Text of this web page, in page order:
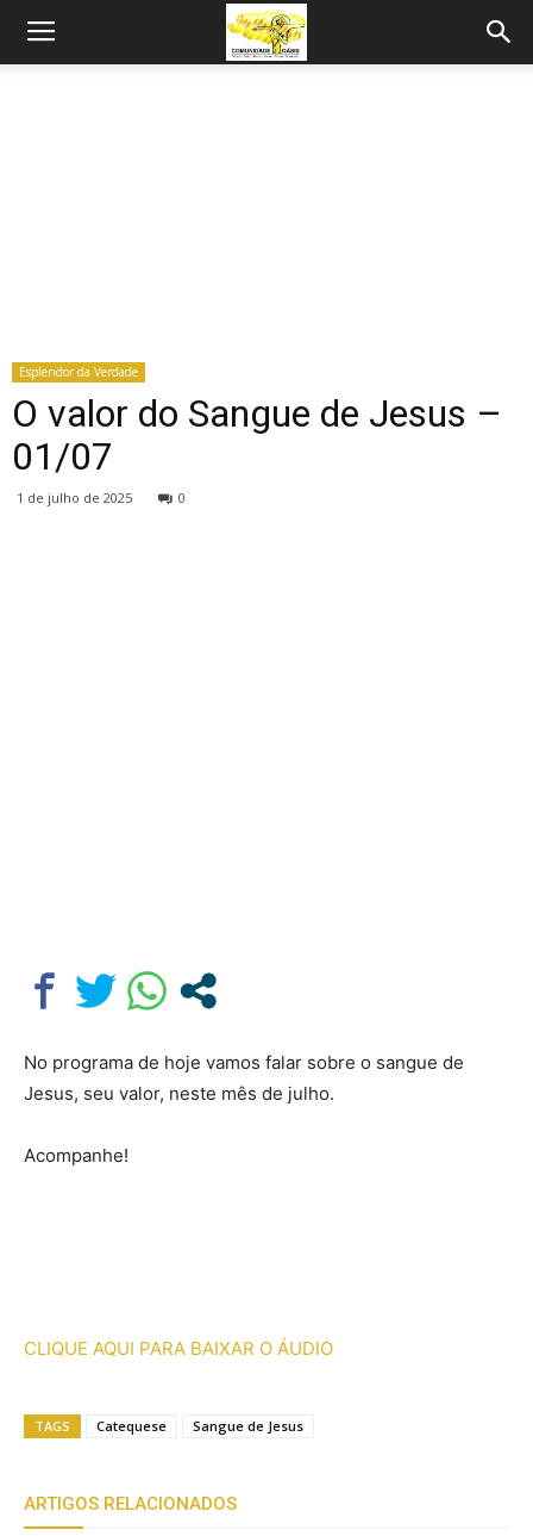
Esplendor da Verdade
O valor do Sangue de Jesus –
01/07
1 de julho de 2025 0
No programa de hoje vamos falar sobre o sangue de
Jesus, seu valor, neste mês de julho.
Acompanhe!
CLIQUE AQUI PARA BAIXAR O ÁUDIO
TAGS Catequese Sangue de Jesus
ARTIGOS RELACIONADOS